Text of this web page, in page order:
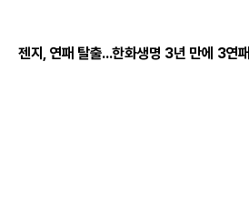
젠지, 연패 탈출...한화생명 3년 만에 3연패